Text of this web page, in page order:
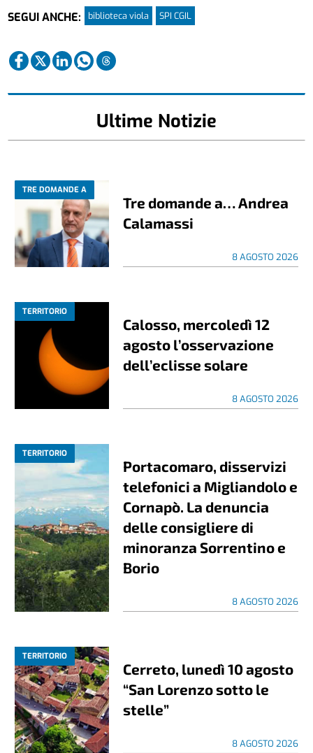
SEGUI ANCHE:
biblioteca viola SPI CGIL
Ultime Notizie
TRE DOMANDE A
Tre domande a… Andrea
Calamassi
8 AGOSTO 2026
TERRITORIO
Calosso, mercoledì 12
agosto l’osservazione
dell’eclisse solare
8 AGOSTO 2026
TERRITORIO
Portacomaro, disservizi
telefonici a Migliandolo e
Cornapò. La denuncia
delle consigliere di
minoranza Sorrentino e
Borio
8 AGOSTO 2026
TERRITORIO
Cerreto, lunedì 10 agosto
“San Lorenzo sotto le
stelle”
8 AGOSTO 2026